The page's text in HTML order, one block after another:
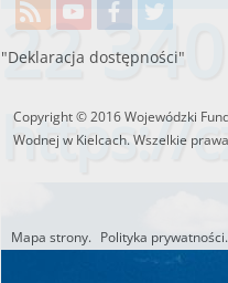
22 340
https://
"Deklaracja dostępności"
Copyright © 2016 Wojewódzki
Wodnej w Kielcach. Wszelkie
Mapa strony. Polityka prywatności.
Utworzono